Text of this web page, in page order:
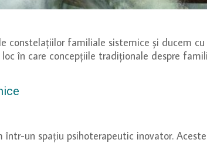
constelațiilor familiale sistemice și ducem
în care concepțiile tradiționale despre
un spațiu psihoterapeutic inovator.